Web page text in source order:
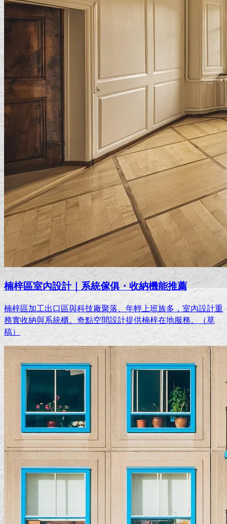
楠梓區室內設計｜系統傢俱・收納機能推薦
楠梓區加工出口區與科技廠聚落、年輕上班族多，室內設計重
務實收納與系統櫃。奇點空間設計提供楠梓在地服務。（草
稿）